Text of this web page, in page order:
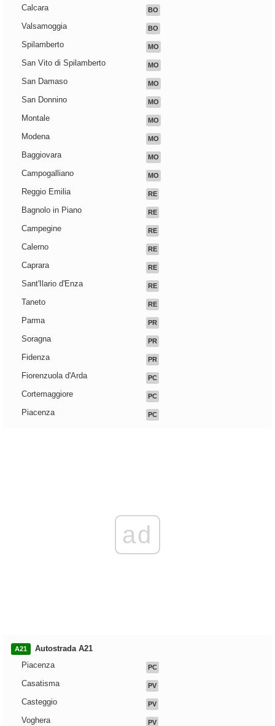
Calcara BO
Valsamoggia BO
Spilamberto MO
San Vito di Spilamberto MO
San Damaso MO
San Donnino MO
Montale MO
Modena MO
Baggiovara MO
Campogalliano MO
Reggio Emilia RE
Bagnolo in Piano RE
Campegine RE
Calerno RE
Caprara RE
Sant'Ilario d'Enza RE
Taneto RE
Parma PR
Soragna PR
Fidenza PR
Fiorenzuola d'Arda PC
Cortemaggiore PC
Piacenza PC
ad
A21
Autostrada A21
Piacenza
PC
Casatisma PV
Casteggio PV
Voghera PV